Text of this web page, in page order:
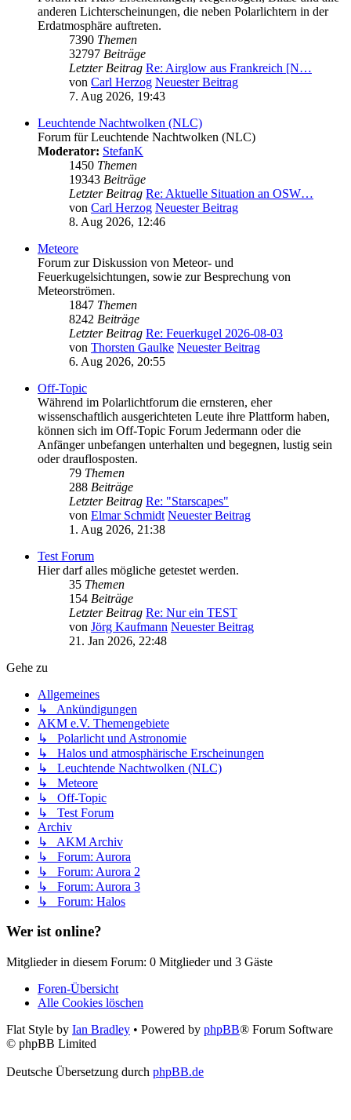
anderen Lichterscheinungen, die neben Polarlichtern in der
Erdatmosphäre auftreten.
7390 Themen
32797 Beiträge
Letzter Beitrag Re: Airglow aus Frankreich [N…
von Carl Herzog Neuester Beitrag
7. Aug 2026, 19:43
Leuchtende Nachtwolken (NLC)
Forum für Leuchtende Nachtwolken (NLC)
Moderator: StefanK
1450 Themen
19343 Beiträge
Letzter Beitrag Re: Aktuelle Situation an OSW…
von Carl Herzog Neuester Beitrag
8. Aug 2026, 12:46
Meteore
Forum zur Diskussion von Meteor- und
Feuerkugelsichtungen, sowie zur Besprechung von
Meteorströmen.
1847 Themen
8242 Beiträge
Letzter Beitrag Re: Feuerkugel 2026-08-03
von Thorsten Gaulke Neuester Beitrag
6. Aug 2026, 20:55
Off-Topic
Während im Polarlichtforum die ernsteren, eher
wissenschaftlich ausgerichteten Leute ihre Plattform haben,
können sich im Off-Topic Forum Jedermann oder die
Anfänger unbefangen unterhalten und begegnen, lustig sein
oder drauflosposten.
79 Themen
288 Beiträge
Letzter Beitrag Re: "Starscapes"
von Elmar Schmidt Neuester Beitrag
1. Aug 2026, 21:38
Test Forum
Hier darf alles mögliche getestet werden.
35 Themen
154 Beiträge
Letzter Beitrag Re: Nur ein TEST
von Jörg Kaufmann Neuester Beitrag
21. Jan 2026, 22:48
Gehe zu
Allgemeines
↳ Ankündigungen
AKM e.V. Themengebiete
↳ Polarlicht und Astronomie
↳ Halos und atmosphärische Erscheinungen
↳ Leuchtende Nachtwolken (NLC)
↳ Meteore
↳ Off-Topic
↳ Test Forum
Archiv
↳ AKM Archiv
↳ Forum: Aurora
↳ Forum: Aurora 2
↳ Forum: Aurora 3
↳ Forum: Halos
Wer ist online?
Mitglieder in diesem Forum: 0 Mitglieder und 3 Gäste
Foren-Übersicht
Alle Cookies löschen
Flat Style by Ian Bradley • Powered by phpBB® Forum Software
© phpBB Limited
Deutsche Übersetzung durch phpBB.de